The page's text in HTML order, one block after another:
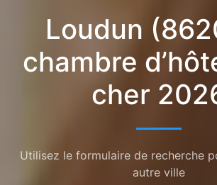
Loudun
chambre
cher
Utilisez le formulaire de recherche
autre ville